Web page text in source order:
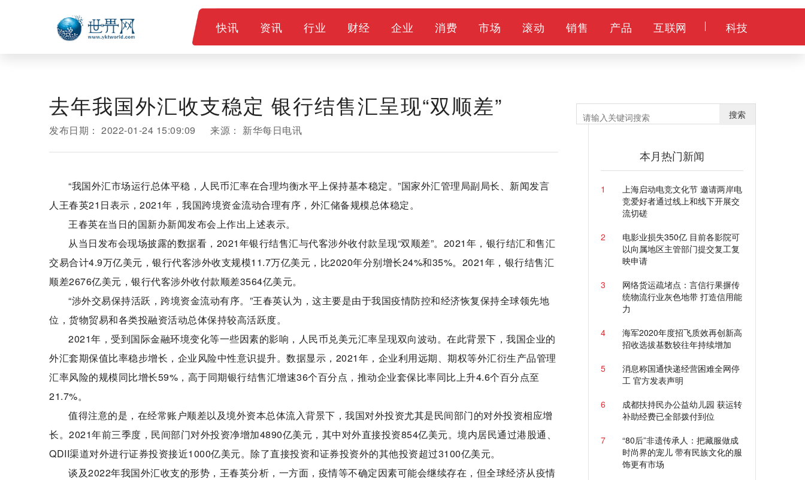
快讯 资讯 行业 财经 企业 消费 市场 滚动 销售 产品 互联网 科技
去年我国外汇收支稳定 银行结售汇呈现“双顺差”
发布日期： 2022-01-24 15:09:09 来源： 新华每日电讯
“我国外汇市场运行总体平稳，人民币汇率在合理均衡水平上保持基本稳定。”国家外汇管理局副局长、新闻发言
人王春英21日表示，2021年，我国跨境资金流动合理有序，外汇储备规模总体稳定。
王春英在当日的国新办新闻发布会上作出上述表示。
从当日发布会现场披露的数据看，2021年银行结售汇与代客涉外收付款呈现“双顺差”。2021年，银行结汇和售汇
交易合计4.9万亿美元，银行代客涉外收支规模11.7万亿美元，比2020年分别增长24%和35%。2021年，银行结售汇
顺差2676亿美元，银行代客涉外收付款顺差3564亿美元。
“涉外交易保持活跃，跨境资金流动有序。”王春英认为，这主要是由于我国疫情防控和经济恢复保持全球领先地
位，货物贸易和各类投融资活动总体保持较高活跃度。
2021年，受到国际金融环境变化等一些因素的影响，人民币兑美元汇率呈现双向波动。在此背景下，我国企业的
外汇套期保值比率稳步增长，企业风险中性意识提升。数据显示，2021年，企业利用远期、期权等外汇衍生产品管理
汇率风险的规模同比增长59%，高于同期银行结售汇增速36个百分点，推动企业套保比率同比上升4.6个百分点至
21.7%。
值得注意的是，在经常账户顺差以及境外资本总体流入背景下，我国对外投资尤其是民间部门的对外投资相应增
长。2021年前三季度，民间部门对外投资净增加4890亿美元，其中对外直接投资854亿美元。境内居民通过港股通、
QDII渠道对外进行证券投资接近1000亿美元。除了直接投资和证券投资外的其他投资超过3100亿美元。
谈及2022年我国外汇收支的形势，王春英分析，一方面，疫情等不确定因素可能会继续存在，但全球经济从疫情
搜索
本月热门新闻
1
上海启动电竞文化节 邀请两岸电
竞爱好者通过线上和线下开展交
流切磋
2
电影业损失350亿 目前各影院可
以向属地区主管部门提交复工复
映申请
3
网络货运疏堵点：言信行果摒传
统物流行业灰色地带 打造信用能
力
4
海军2020年度招飞质效再创新高
招收选拔基数较往年持续增加
5
消息称国通快递经营困难全网停
工 官方发表声明
6
成都扶持民办公益幼儿园 获运转
补助经费已全部拨付到位
7
“80后”非遗传承人：把藏服做成
时尚界的宠儿 带有民族文化的服
饰更有市场